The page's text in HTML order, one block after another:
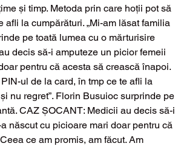
și timp. Metoda prin care hoții pot să
la cumpărături. „Mi-am lăsat familia
pe toată lumea cu o mărturisire
decis să-i amputeze un picior femeii
pentru că acesta să crească înapoi.
ul de la card, în tmp ce te afli la
nu regret”. Florin Busuioc surprinde pe
CAZ ȘOCANT: Medicii au decis să-i
născut cu picioare mari doar pentru că
ce am promis, am făcut. Am